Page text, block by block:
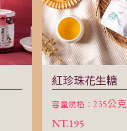
紅珍珠花生糖
容量規格： 235公克
NT.195